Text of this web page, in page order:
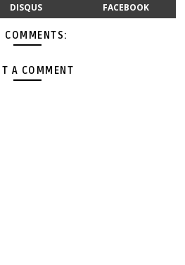
DISQUS FACEBOOK
COMMENTS:
A COMMENT